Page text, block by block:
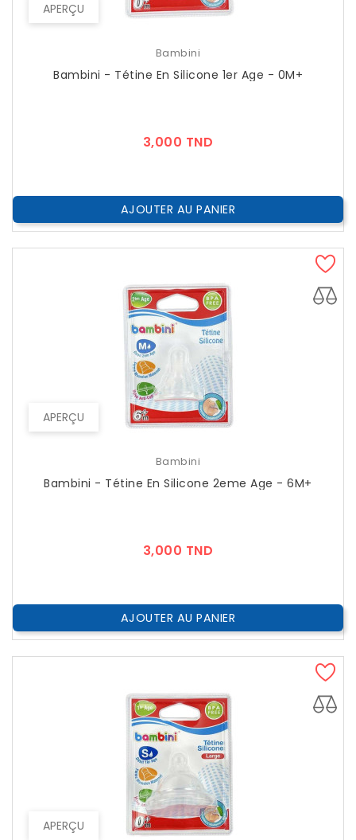
APERÇU
Bambini
Bambini - Tétine En Silicone 1er Age - 0M+
3,000 TND
AJOUTER AU PANIER
APERÇU
Bambini
Bambini - Tétine En Silicone 2eme Age - 6M+
3,000 TND
AJOUTER AU PANIER
APERÇU